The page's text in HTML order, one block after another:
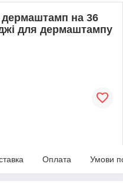
дермаштамп на 36
для дермаштампу
Оплата Умови